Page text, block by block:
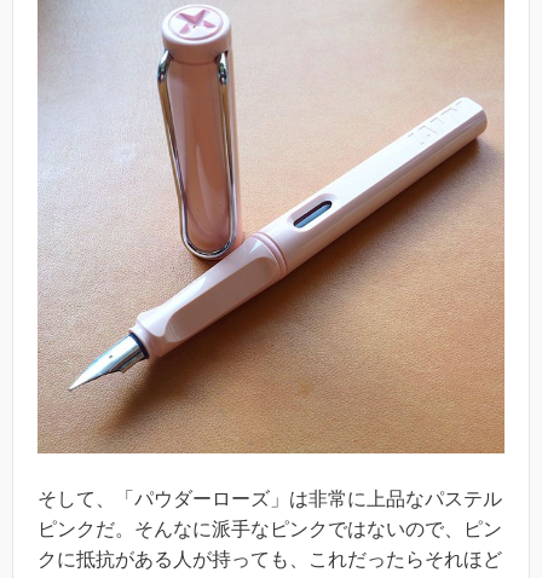
そして、「パウダーローズ」は非常に上品なパステル
ピンクだ。そんなに派手なピンクではないので、ピン
クに抵抗がある人が持っても、これだったらそれほど